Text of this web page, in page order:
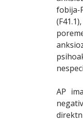
fobija-
AP